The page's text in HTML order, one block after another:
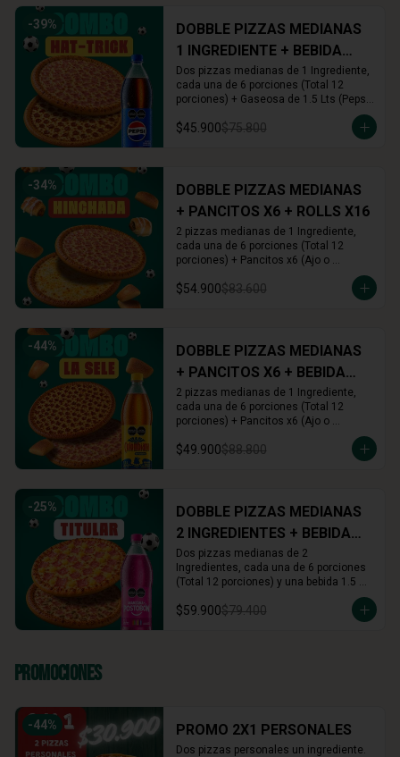
-39%
DOBBLE PIZZAS MEDIANAS
1 INGREDIENTE + BEBIDA
1.5L
Dos pizzas medianas de 1 Ingrediente,
cada una de 6 porciones (Total 12
porciones) + Gaseosa de 1.5 Lts (Pepsi,
$45.900$75.800
-34%
DOBBLE PIZZAS MEDIANAS
+ PANCITOS X6 + ROLLS X16
2 pizzas medianas de 1 Ingrediente,
cada una de 6 porciones (Total 12
porciones) + Pancitos x6 (Ajo o
Arequipe)
$54.900$83.600
-44%
DOBBLE PIZZAS MEDIANAS
+ PANCITOS X6 + BEBIDA
1.5L
2 pizzas medianas de 1 Ingrediente,
cada una de 6 porciones (Total 12
porciones) + Pancitos x6 (Ajo o
elección)
$49.900$88.800
-25%
DOBBLE PIZZAS MEDIANAS
2 INGREDIENTES + BEBIDA
1.5L
Dos pizzas medianas de 2
Ingredientes, cada una de 6 porciones
(Total 12 porciones) y una bebida 1.5
$59.900$79.400
Promociones
-44% PROMO 2X1 PERSONALES
Dos pizzas personales un ingrediente.